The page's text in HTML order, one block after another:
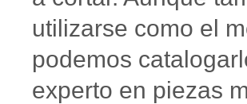
utilizarse como el
podemos
experto en piezas